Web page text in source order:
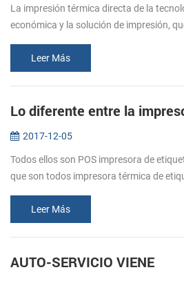
La impresión térmica directa de la
económica y la solución de impresión,
Leer Más
2017-12-05
Todos ellos son POS impresora de
que son todos impresora térmica de
Impresor...
Leer Más
AUTO-SERVICIO VIENE